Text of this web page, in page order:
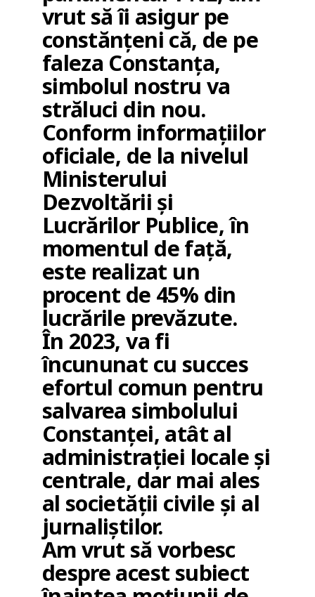
vrut să îi asigur pe
constănțeni că, de pe
faleza Constanța,
simbolul nostru va
străluci din nou.
Conform informațiilor
oficiale, de la nivelul
Ministerului
Dezvoltării și
Lucrărilor Publice, în
momentul de față,
este realizat un
procent de 45% din
lucrările prevăzute.
În 2023, va fi
încununat cu succes
efortul comun pentru
salvarea simbolului
Constanței, atât al
administrației locale și
centrale, dar mai ales
al societății civile și al
jurnaliștilor.
Am vrut să vorbesc
despre acest subiect